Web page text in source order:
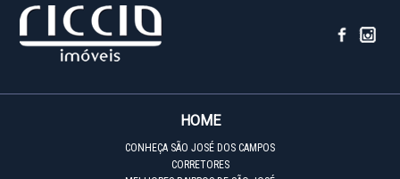
HOME
CONHEÇA SÃO JOSÉ DOS CAMPOS
CORRETORES